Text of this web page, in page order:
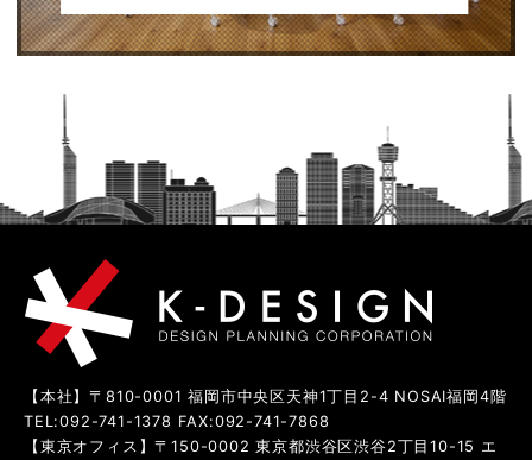
【本社】〒810-0001 福岡市中央区天神1丁目2-4 NOSAI福岡4階
TEL:092-741-1378 FAX:092-741-7868
【東京オフィス】〒150-0002 東京都渋谷区渋谷2丁目10-15 エ